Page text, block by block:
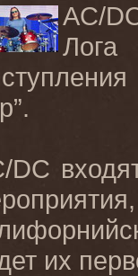
AC/
”.
/DC
их